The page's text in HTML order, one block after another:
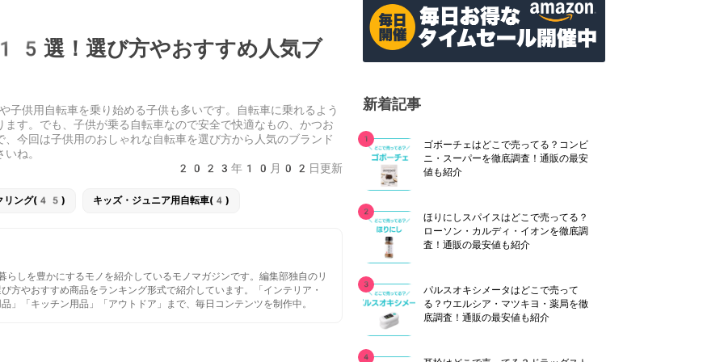
選！選び方やおすすめ人気ブ
供用自転車を乗り始める子供も多いです。自転車に乗れるよう
す。でも、子供が乗る自転車なので安全で快適なもの、かつお
今回は子供用のおしゃれな自転車を選び方から人気のブランド
ね。
2023年10月02日更新
リング(45) キッズ・ジュニア用自転車(4)
しを豊かにするモノを紹介しているモノマガジンです。編集部独自のリ
方やおすすめ商品をランキング形式で紹介しています。「インテリア・
」「キッチン用品」「アウトドア」まで、毎日コンテンツを制作中。
新着記事
ゴボーチェはどこで売ってる？コンビ
ニ・スーパーを徹底調査！通販の最安
値も紹介
ほりにしスパイスはどこで売ってる？
ローソン・カルディ・イオンを徹底調
査！通販の最安値も紹介
パルスオキシメータはどこで売って
る？ウエルシア・マツキヨ・薬局を徹
底調査！通販の最安値も紹介